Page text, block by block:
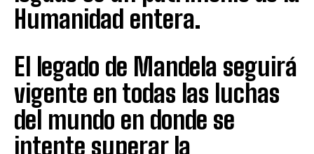
Humanidad entera.
El legado de Mandela seguirá
vigente en todas las luchas
del mundo en donde se
intente superar la